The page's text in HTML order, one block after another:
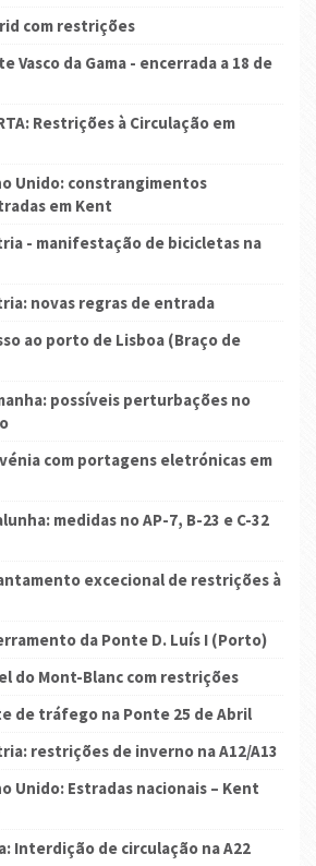
com restrições
Vasco da Gama - encerrada a 18 de
Restrições à Circulação em
Unido: constrangimentos
em Kent
- manifestação de bicicletas na
novas regras de entrada
ao porto de Lisboa (Braço de
possíveis perturbações no
com portagens eletrónicas em
medidas no AP-7, B-23 e C-32
excecional de restrições à
da Ponte D. Luís I (Porto)
do Mont-Blanc com restrições
de tráfego na Ponte 25 de Abril
restrições de inverno na A12/A13
Unido: Estradas nacionais – Kent
Interdição de circulação na A22